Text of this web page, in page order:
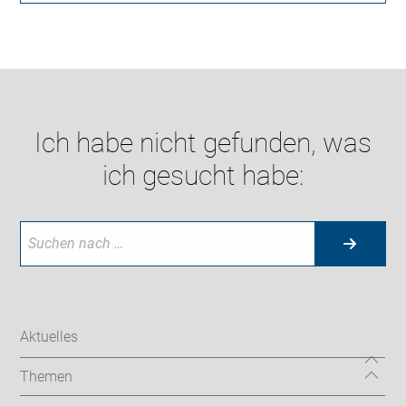
Ich habe nicht gefunden, was
ich gesucht habe:
Aktuelles
Themen